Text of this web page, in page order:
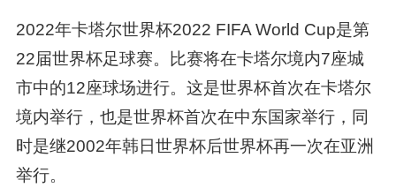
2022年卡塔尔世界杯2022 FIFA World Cup是第
22届世界杯足球赛。比赛将在卡塔尔境内7座城
市中的12座球场进行。这是世界杯首次在卡塔尔
境内举行，也是世界杯首次在中东国家举行，同
时是继2002年韩日世界杯后世界杯再一次在亚洲
举行。